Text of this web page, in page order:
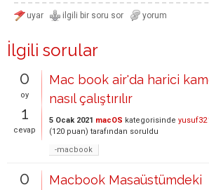
İlgili sorular
0
oy
1
cevap
Mac book air'da harici
nasıl çalıştırılır
5 Ocak 2021 macOS kategorisinde yusuf32
(120 puan) tarafından soruldu
-macbook
0
Macbook Masaüstümdeki